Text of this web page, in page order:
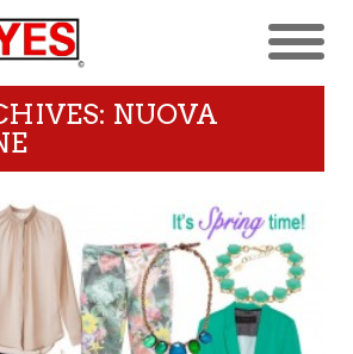
NUOVA